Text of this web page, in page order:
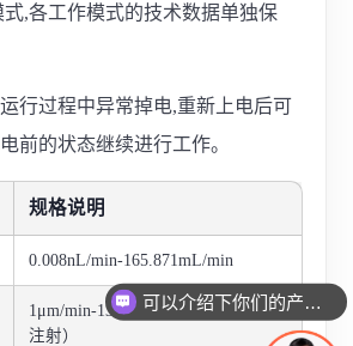
式,各工作模式的技术数据单独保
行过程中异常掉电,重新上电后可
前的状态继续进行工作。
规格说明
0.008nL/min-165.871mL/min
1μm/min-132mm/min(流量=线速度*
注射）